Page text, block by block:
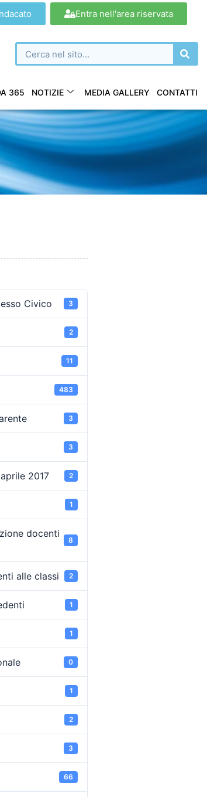
Entra nell'area riservata
365 NOTIZIE MEDIA GALLERY CONTATTI
Civico 3
2
11
483
3
3
2017 2
1
docenti
8
alle classi 2
1
1
0
1
2
3
66